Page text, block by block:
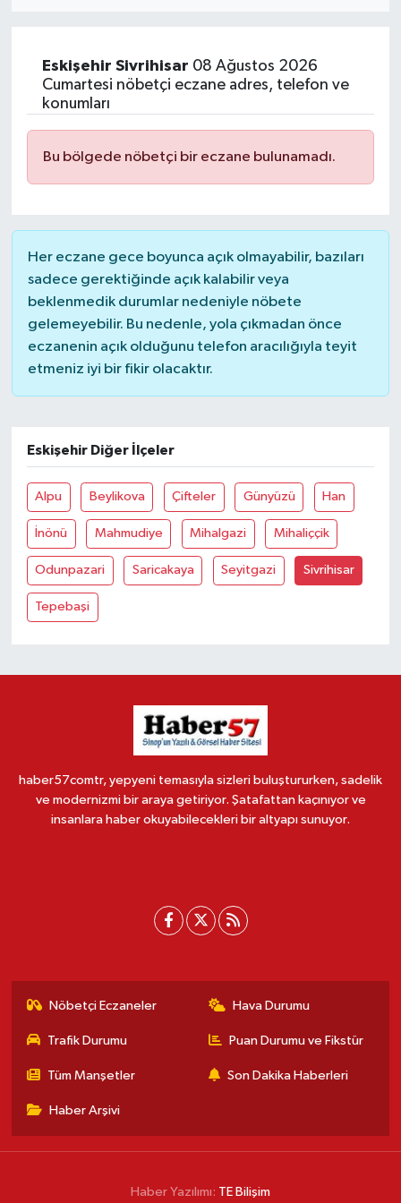
Eskişehir Sivrihisar 08 Ağustos 2026
Cumartesi nöbetçi eczane adres, telefon ve
konumları
Bu bölgede nöbetçi bir eczane bulunamadı.
Her eczane gece boyunca açık olmayabilir, bazıları
sadece gerektiğinde açık kalabilir veya
beklenmedik durumlar nedeniyle nöbete
gelemeyebilir. Bu nedenle, yola çıkmadan önce
eczanenin açık olduğunu telefon aracılığıyla teyit
etmeniz iyi bir fikir olacaktır.
Eskişehir Diğer İlçeler
Alpu Beylikova Çifteler Günyüzü Han
İnönü Mahmudiye Mihalgazi Mihaliççik
Odunpazari Saricakaya Seyitgazi Sivrihisar
Tepebaşi
haber57comtr, yepyeni temasıyla sizleri buluştururken, sadelik
ve modernizmi bir araya getiriyor. Şatafattan kaçınıyor ve
insanlara haber okuyabilecekleri bir altyapı sunuyor.
Nöbetçi Eczaneler Hava Durumu
Trafik Durumu Puan Durumu ve Fikstür
Tüm Manşetler Son Dakika Haberleri
Haber Arşivi
Haber Yazılımı: TE Bilişim